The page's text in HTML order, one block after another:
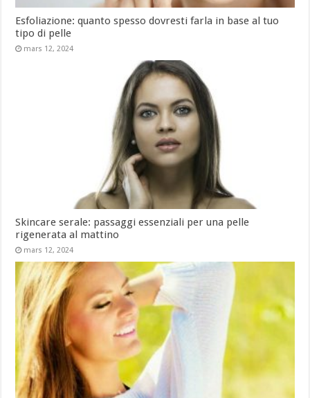
Esfoliazione: quanto spesso dovresti farla in base al tuo
tipo di pelle
mars 12, 2024
Skincare serale: passaggi essenziali per una pelle
rigenerata al mattino
mars 12, 2024